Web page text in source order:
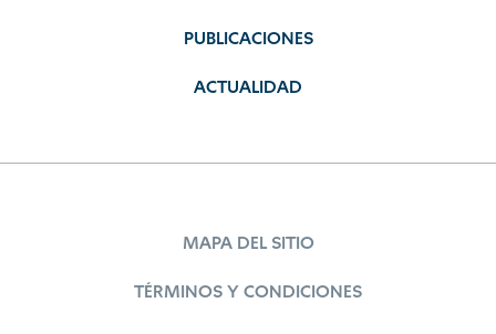
PUBLICACIONES
ACTUALIDAD
MAPA DEL SITIO
TÉRMINOS Y CONDICIONES